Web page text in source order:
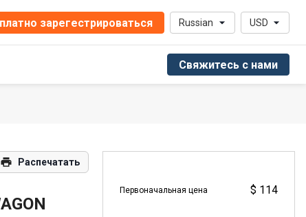
зарегестрироваться Russian USD
Свяжитесь с нами
Распечатать
Первоначальная цена $ 114